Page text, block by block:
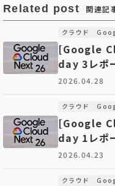
Related post 関連記
クラウド
[Google
day 3レポ
2026.04.28
クラウド
[Google
day 1レポ
2026.04.23
クラウド